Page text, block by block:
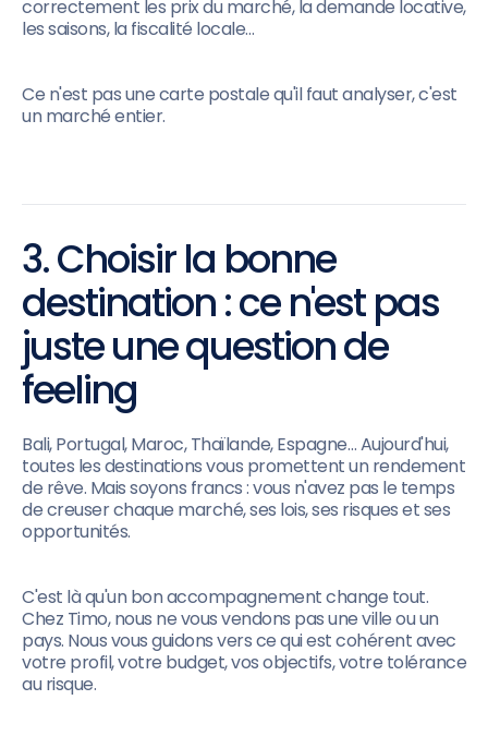
correctement les prix du marché, la demande locative,
les saisons, la fiscalité locale…
Ce n'est pas une carte postale qu'il faut analyser, c'est
un marché entier.
3. Choisir la bonne
destination : ce n'est pas
juste une question de
feeling
Bali, Portugal, Maroc, Thaïlande, Espagne… Aujourd'hui,
toutes les destinations vous promettent un rendement
de rêve. Mais soyons francs : vous n'avez pas le temps
de creuser chaque marché, ses lois, ses risques et ses
opportunités.
C'est là qu'un bon accompagnement change tout.
Chez Timo, nous ne vous vendons pas une ville ou un
pays. Nous vous guidons vers ce qui est cohérent avec
votre profil, votre budget, vos objectifs, votre tolérance
au risque.